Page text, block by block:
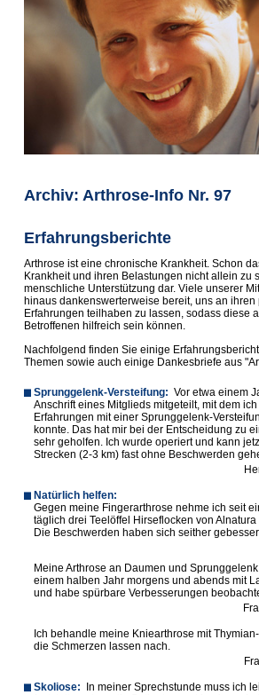
Archiv: Arthrose-Info Nr. 97
Erfahrungsberichte
Arthrose ist eine chronische Krankheit. Schon
Krankheit und ihren Belastungen nicht allein zu
menschliche Unterstützung dar. Viele unserer
hinaus dankenswerterweise bereit, uns an ihren
Erfahrungen teilhaben zu lassen, sodass diese
Betroffenen hilfreich sein können.
Nachfolgend finden Sie einige
Themen sowie auch einige Dankesbriefe aus
Sprunggelenk-Versteifung: Vor etwa einem
Anschrift eines Mitglieds mitgeteilt, mit dem
Erfahrungen mit einer Sprunggelenk-
konnte. Das hat mir bei der Entscheidung zu
sehr geholfen. Ich wurde operiert und kann
Strecken (2-3 km) fast ohne Beschwerden
Natürlich helfen:
Gegen meine Fingerarthrose nehme ich seit
täglich drei Teelöffel Hirseflocken von
Die Beschwerden haben sich seither
Meine Arthrose an Daumen und
einem halben Jahr morgens und abends mit
und habe spürbare Verbesserungen
Ich behandle meine Kniearthrose mit
die Schmerzen lassen nach.
Skoliose:
In meiner Sprechstunde muss ich